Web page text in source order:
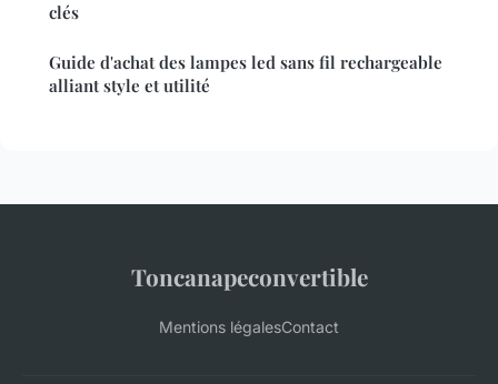
clés
Guide d'achat des lampes led sans fil rechargeable
alliant style et utilité
Toncanapeconvertible
Mentions légalesContact